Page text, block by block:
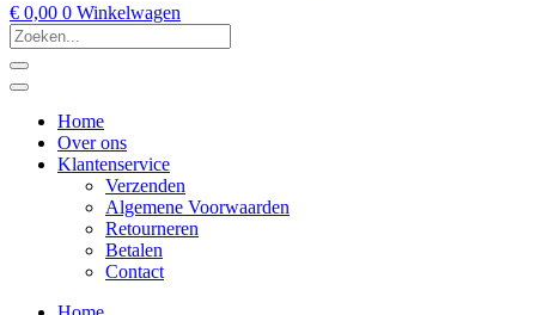
€ 0,00 0 Winkelwagen
Home
Over ons
Klantenservice
Verzenden
Algemene Voorwaarden
Retourneren
Betalen
Contact